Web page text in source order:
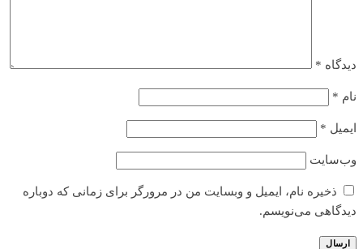
دیدگاه *
نام *
ایمیل *
وب‌سایت
ذخیره نام، ایمیل و وبسایت من در مرورگر برای زمانی که دوباره
دیدگاهی می‌نویسم.